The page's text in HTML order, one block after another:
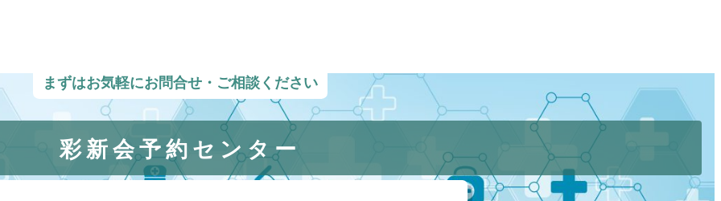
まずはお気軽にお問合せ・ご相談ください
彩新会予約センター